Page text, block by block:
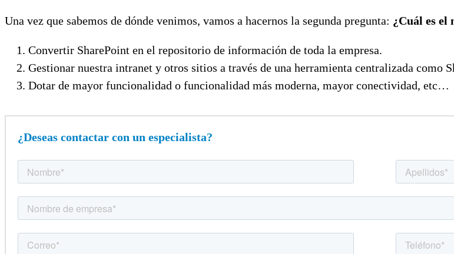
Una vez que sabemos de dónde venimos, vamos a hacernos la segunda pregunta: ¿Cuál es el
Convertir SharePoint en el repositorio de información de toda la empresa.
Gestionar nuestra intranet y otros sitios a través de una herramienta centralizada como
Dotar de mayor funcionalidad o funcionalidad más moderna, mayor conectividad, etc…
¿Deseas contactar con un especialista?